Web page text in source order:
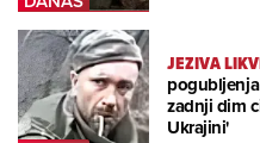
JEZIVA
zadnji dim
Ukrajini'